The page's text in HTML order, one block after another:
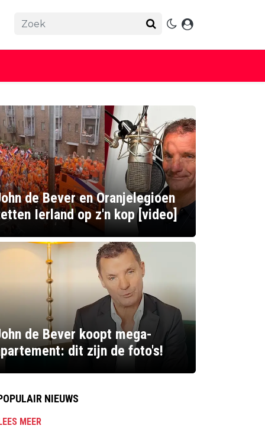
de Bever en Oranjelegioen
Ierland op z'n kop [video]
de Bever koopt mega-
dit zijn de foto's!
NIEUWS
LEES MEER